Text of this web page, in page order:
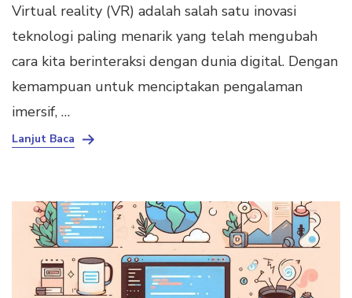
Virtual reality (VR) adalah salah satu inovasi
teknologi paling menarik yang telah mengubah
cara kita berinteraksi dengan dunia digital. Dengan
kemampuan untuk menciptakan pengalaman
imersif, …
Lanjut Baca